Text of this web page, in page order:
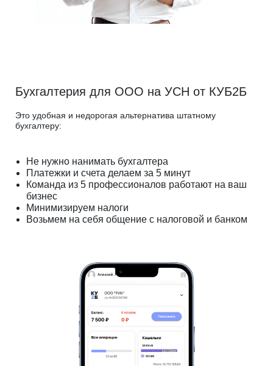
Бухгалтерия для ООО на УСН от КУБ2Б
Это удобная и недорогая альтернатива штатному
бухгалтеру:
Не нужно нанимать бухгалтера
Платежки и счета делаем за 5 минут
Команда из 5 профессионалов работают на ваш
бизнес
Минимизируем налоги
Возьмем на себя общение с налоговой и банком